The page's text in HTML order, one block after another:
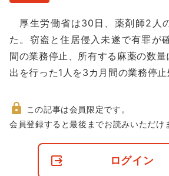
厚生労働省は30日、薬剤師2人
た。窃盗と住居侵入未遂で有罪が
間の業務停止、所有する麻薬の数
出を行った1人を3カ月間の業務停
非
この記事は会員限定です。
会員登録すると最後までお読みいただけ
ログイン